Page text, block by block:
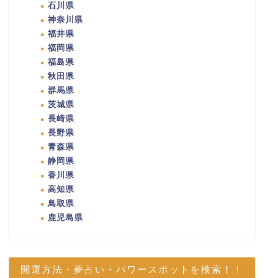
石川県
神奈川県
福井県
福岡県
福島県
秋田県
群馬県
茨城県
長崎県
長野県
青森県
静岡県
香川県
高知県
鳥取県
鹿児島県
開運方法・夢占い・パワースポットを検索！！